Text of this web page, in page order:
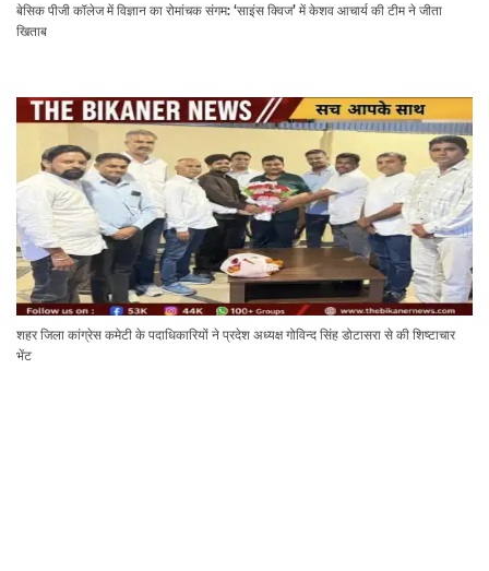
बेसिक पीजी कॉलेज में विज्ञान का रोमांचक संगम: ‘साइंस क्विज’ में केशव आचार्य की टीम ने जीता
खिताब
शहर जिला कांग्रेस कमेटी के पदाधिकारियों ने प्रदेश अध्यक्ष गोविन्द सिंह डोटासरा से की शिष्टाचार
भेंट